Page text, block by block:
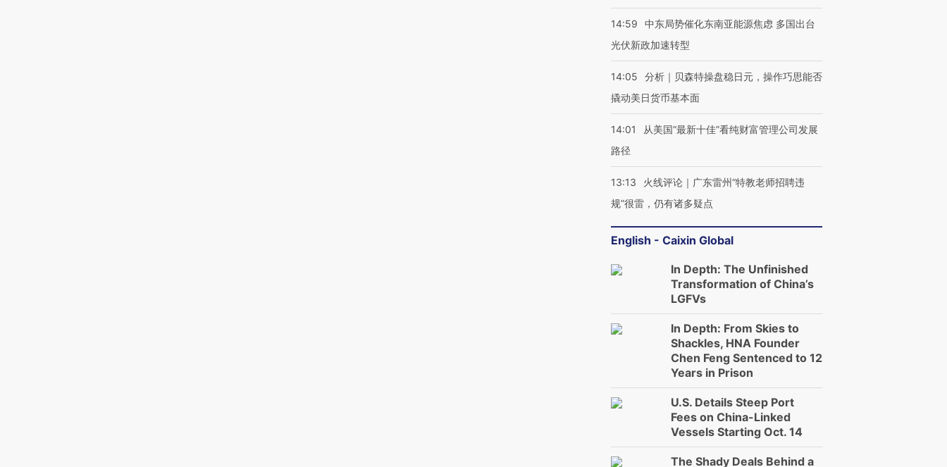
14:59
中东局势催化东南亚能源焦虑 多国出台
光伏新政加速转型
14:05
分析｜贝森特操盘稳日元，操作巧思能否
撬动美日货币基本面
14:01
从美国“最新十佳”看纯财富管理公司发展
路径
13:13
火线评论｜广东雷州“特教老师招聘违
规”很雷，仍有诸多疑点
English - Caixin Global
In Depth: The Unfinished
Transformation of China’s
LGFVs
In Depth: From Skies to
Shackles, HNA Founder
Chen Feng Sentenced to 12
Years in Prison
U.S. Details Steep Port
Fees on China-Linked
Vessels Starting Oct. 14
The Shady Deals Behind a